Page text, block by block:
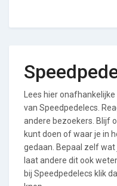
Lees hier
van Speedpedelecs.
andere bezoekers. Blijf
kunt doen of waar je in
gedaan. Bepaal zelf
laat andere dit ook
bij Speedpedelecs klik